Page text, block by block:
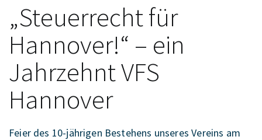
„Steuerrecht für
Hannover!“ – ein
Jahrzehnt VFS
Hannover
Feier des 10-jährigen Bestehens unseres Vereins am